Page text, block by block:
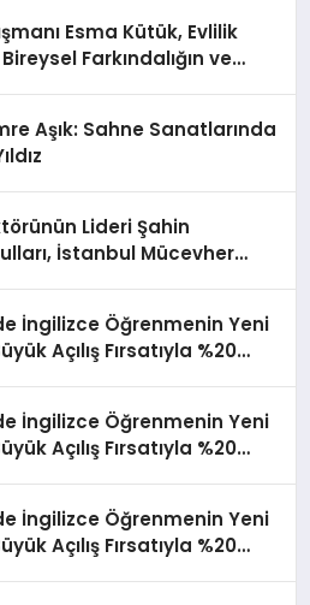
Esma Kütük, Evlilik
Farkındalığın ve
Aşık: Sahne Sanatlarında
Lideri Şahin
İstanbul Mücevher
İngilizce Öğrenmenin Yeni
Açılış Fırsatıyla %20
İngilizce Öğrenmenin Yeni
Açılış Fırsatıyla %20
İngilizce Öğrenmenin Yeni
Açılış Fırsatıyla %20